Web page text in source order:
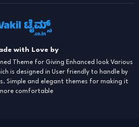
with Love by
Theme for Giving Enhanced look Various
is designed in User friendly to handle by
Simple and elegant themes for making it
comfortable